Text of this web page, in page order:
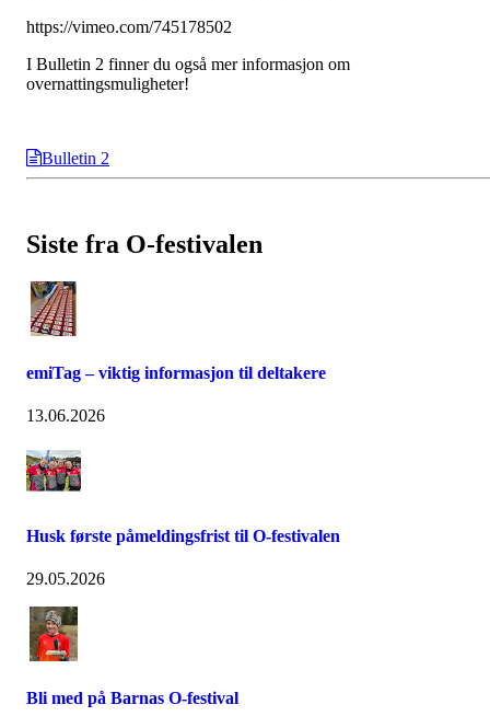
https://vimeo.com/745178502
I Bulletin 2 finner du også mer informasjon om
overnattingsmuligheter!
Bulletin 2
Siste fra O-festivalen
emiTag – viktig informasjon til deltakere
13.06.2026
Husk første påmeldingsfrist til O-festivalen
29.05.2026
Bli med på Barnas O-festival